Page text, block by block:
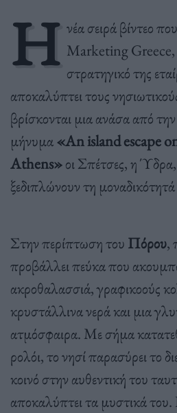
Η νέα σειρά βίντεο
Marketing Greece,
στρατηγικό της
αποκαλύπτει τους
βρίσκονται μια ανάσα από
μήνυμα«An island escape
Athens»οι Σπέτσες, η
ξεδιπλώνουν τη
Στην περίπτωση του Πόρου,
προβάλλει πεύκα που
ακροθαλασσιά, γραφικοούς
κρυστάλλινα νερά και μια
ατμόσφαιρα. Με σήμα
ρολόι, το νησί παρασύρει το
κοινό στην αυθεντική του
αποκαλύπτει τα μυστικά